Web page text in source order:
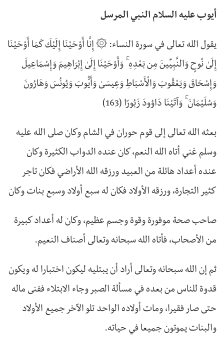
أيوب عليه السلام النبي المرسل
يقول الله تعالى في سورة النساء: ۞ إِنَّا أَوْحَيْنَا إِلَيْكَ كَمَا أَوْحَيْنَا
إِلَىٰ نُوحٍ وَالنَّبِيِّينَ مِن بَعْدِهِ ۚ وَأَوْحَيْنَا إِلَىٰ إِبْرَاهِيمَ وَإِسْمَاعِيلَ
وَإِسْحَاقَ وَيَعْقُوبَ وَالْأَسْبَاطِ وَعِيسَىٰ وَأَيُّوبَ وَيُونُسَ وَهَارُونَ
وَسُلَيْمَانَ ۚ وَآتَيْنَا دَاوُودَ زَبُورًا (163)
بعثه الله تعالى إلى قوم حوران في الشام وكان صلى الله عليه
وسلم غني أتاه الله النعم، كان عنده الدواب الكثيرة وكان
عنده أعداد هائلة من العبيد ورزقه الله الأراضي فكان تاجر
كثير التجارة، ورزقه الأولاد فكان له سبع أولاد وسبع بنات وكان
صاحب صحة موفورة وقوة وجسم عظيم، وكان له أعداد كبيرة
من الأصحاب، فأتاه الله سبحانه وتعالى أصناف النعيم.
ثم إن الله سبحانه وتعالى أراد أن يبتليه ليكون اختبارا له ويكون
قدوة للناس من بعده في مسألة الصبر وجاء الابتلاء ففنى ماله
حتى صار فقيرا، ومات أولاده الواحد تلو الآخر جميع الأولاد
والبنات يموتون جميعا في حياته.